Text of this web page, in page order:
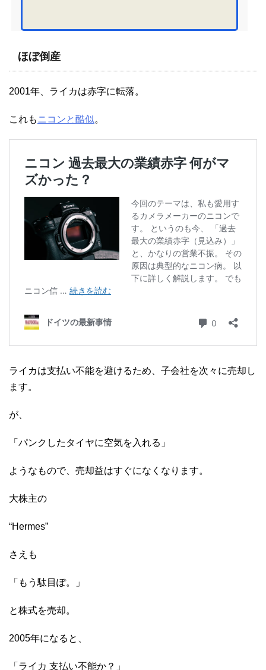
ほぼ倒産
2001年、ライカは赤字に転落。
これもニコンと酷似。
ライカは支払い不能を避けるため、子会社を次々に売却し
ます。
が、
「パンクしたタイヤに空気を入れる」
ようなもので、売却益はすぐになくなります。
大株主の
“Hermes”
さえも
「もう駄目ぽ。」
と株式を売却。
2005年になると、
「ライカ 支払い不能か？」